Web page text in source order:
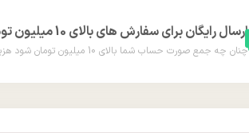
ارسال رایگان برای سفارش های بالای 10 میلیون تومان
چنان چه جمع صورت حساب شما بالای 10 میلیون تومان شود هزینه پست برای شما به صورت رایگان محاسبه خواهد شد.